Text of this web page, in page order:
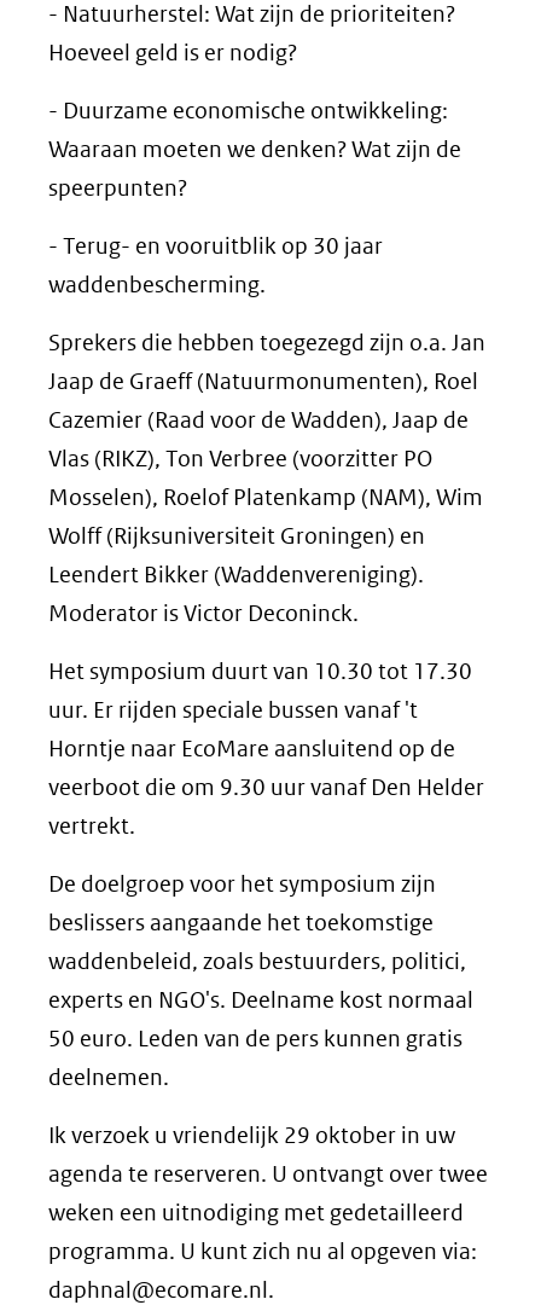
- Natuurherstel: Wat zijn de prioriteiten?
Hoeveel geld is er nodig?
- Duurzame economische ontwikkeling:
Waaraan moeten we denken? Wat zijn de
speerpunten?
- Terug- en vooruitblik op 30 jaar
waddenbescherming.
Sprekers die hebben toegezegd zijn o.a. Jan
Jaap de Graeff (Natuurmonumenten), Roel
Cazemier (Raad voor de Wadden), Jaap de
Vlas (RIKZ), Ton Verbree (voorzitter PO
Mosselen), Roelof Platenkamp (NAM), Wim
Wolff (Rijksuniversiteit Groningen) en
Leendert Bikker (Waddenvereniging).
Moderator is Victor Deconinck.
Het symposium duurt van 10.30 tot 17.30
uur. Er rijden speciale bussen vanaf 't
Horntje naar EcoMare aansluitend op de
veerboot die om 9.30 uur vanaf Den Helder
vertrekt.
De doelgroep voor het symposium zijn
beslissers aangaande het toekomstige
waddenbeleid, zoals bestuurders, politici,
experts en NGO's. Deelname kost normaal
50 euro. Leden van de pers kunnen gratis
deelnemen.
Ik verzoek u vriendelijk 29 oktober in uw
agenda te reserveren. U ontvangt over twee
weken een uitnodiging met gedetailleerd
programma. U kunt zich nu al opgeven via:
daphnal@ecomare.nl.